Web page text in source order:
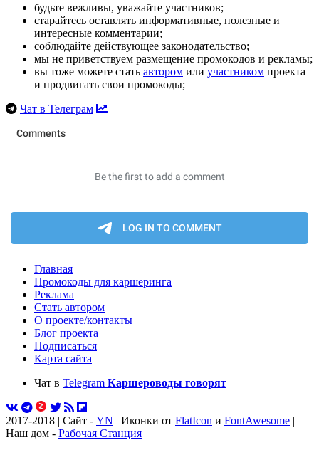
будьте вежливы, уважайте участников;
старайтесь оставлять информативные, полезные и
интересные комментарии;
соблюдайте действующее законодательство;
мы не приветствуем размещение промокодов и рекламы;
вы тоже можете стать автором или участником проекта
и продвигать свои промокоды;
Чат в Телеграм
Главная
Промокоды для каршеринга
Реклама
Стать автором
О проекте/контакты
Блог проекта
Подписаться
Карта сайта
Чат в Telegram Каршероводы говорят
2017-2018 | Сайт - YN | Иконки от FlatIcon и FontAwesome |
Наш дом - Рабочая Станция